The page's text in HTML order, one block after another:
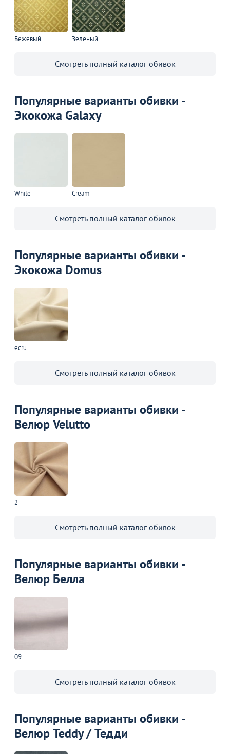
Бежевый Зеленый
Смотреть полный каталог обивок
Популярные варианты обивки -
Экокожа Galaxy
White Cream
Смотреть полный каталог обивок
Популярные варианты обивки -
Экокожа Domus
ecru
Смотреть полный каталог обивок
Популярные варианты обивки -
Велюр Velutto
2
Смотреть полный каталог обивок
Популярные варианты обивки -
Велюр Белла
09
Смотреть полный каталог обивок
Популярные варианты обивки -
Велюр Teddy / Тедди